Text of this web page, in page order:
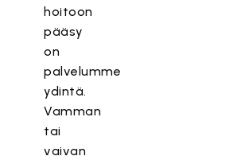
hoitoon
pääsy
on
palvelumme
ydintä.
Vamman
tai
vaivan